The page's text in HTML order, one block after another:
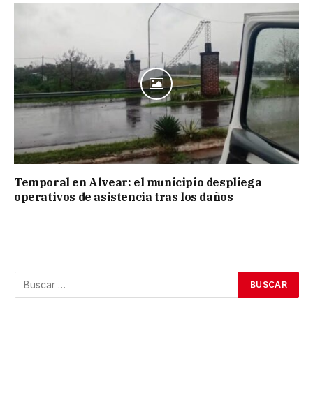
Temporal en Alvear: el municipio despliega
operativos de asistencia tras los daños